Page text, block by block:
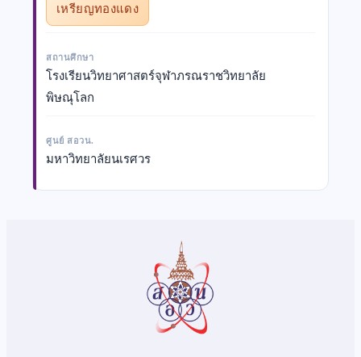
เหรียญทองแดง
สถานศึกษา
โรงเรียนวิทยาศาสตร์จุฬาภรณราชวิทยาลัย
พิษณุโลก
ศูนย์ สอวน.
มหาวิทยาลัยนเรศวร